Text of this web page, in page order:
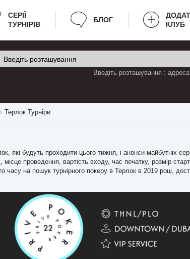
CЕРІЇ
ТУРНІРІВ
БЛОГ
КЛУБ
Введіть розташування :
Терлок Турніри
які будуть проходити цього тижня, і анонси майбутніх
проведення, вартість входу, час початку, розмір
часу на пошук турнірного покеру в Терлок в 2019 році,